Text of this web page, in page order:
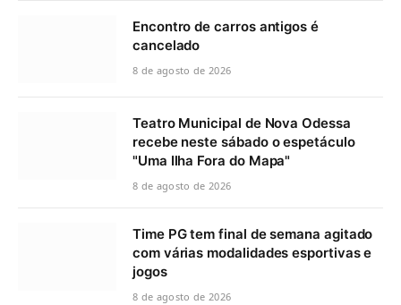
Encontro de carros antigos é
cancelado
8 de agosto de 2026
Teatro Municipal de Nova Odessa
recebe neste sábado o espetáculo
"Uma Ilha Fora do Mapa"
8 de agosto de 2026
Time PG tem final de semana agitado
com várias modalidades esportivas e
jogos
8 de agosto de 2026